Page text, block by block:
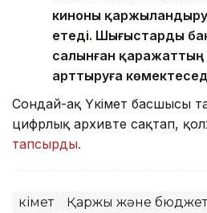
киноны
етеді. Шығыстарды
салынған қаражаттың
арттыруға
Сондай-ақ Үкімет басшысы
цифрлық архивте сақтап,
тапсырды.
Үкімет Қаржы және бюджет